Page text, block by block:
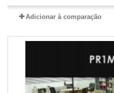
Adicionar à comparação